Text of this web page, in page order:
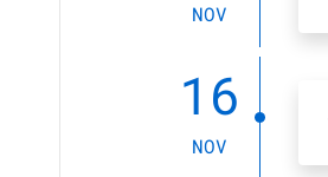
NOV
16
NOV